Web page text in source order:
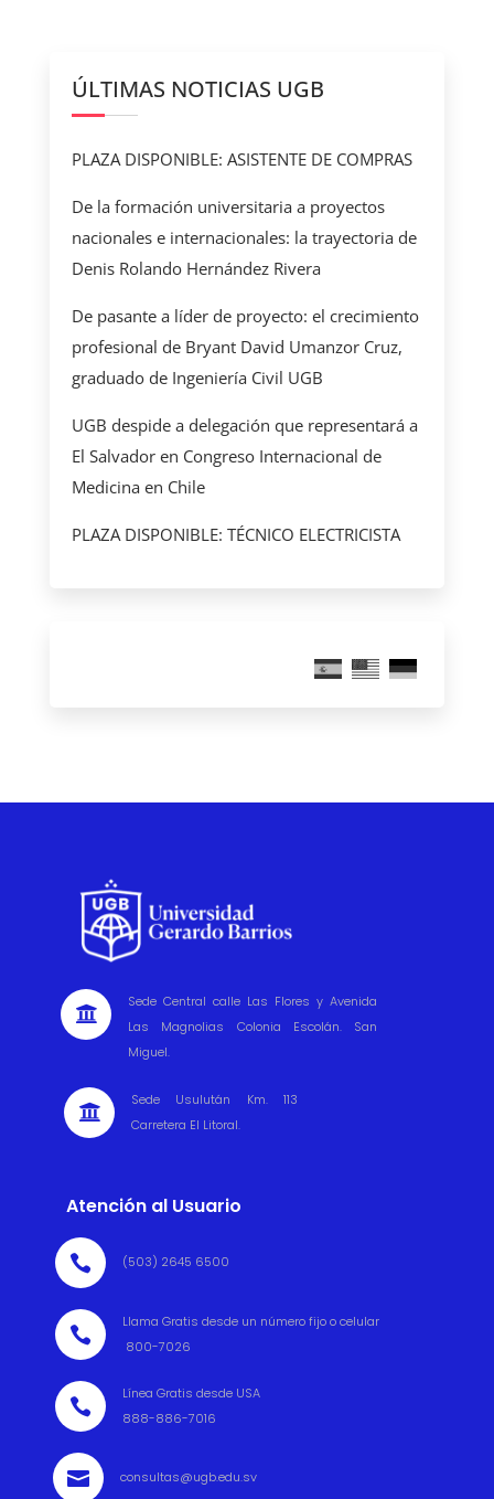
ÚLTIMAS NOTICIAS UGB
PLAZA DISPONIBLE: ASISTENTE DE COMPRAS
De la formación universitaria a proyectos
nacionales e internacionales: la trayectoria de
Denis Rolando Hernández Rivera
De pasante a líder de proyecto: el crecimiento
profesional de Bryant David Umanzor Cruz,
graduado de Ingeniería Civil UGB
UGB despide a delegación que representará a
El Salvador en Congreso Internacional de
Medicina en Chile
PLAZA DISPONIBLE: TÉCNICO ELECTRICISTA

Sede Central calle Las Flores y Avenida
Las Magnolias Colonia Escolán. San
Miguel.

Sede Usulután Km. 113
Carretera El Litoral.
Atención al Usuario
 (503) 2645 6500

Llama Gratis desde un número fijo o celular
800-7026

Línea Gratis desde USA
888-886-7016
 consultas@ugb.edu.sv